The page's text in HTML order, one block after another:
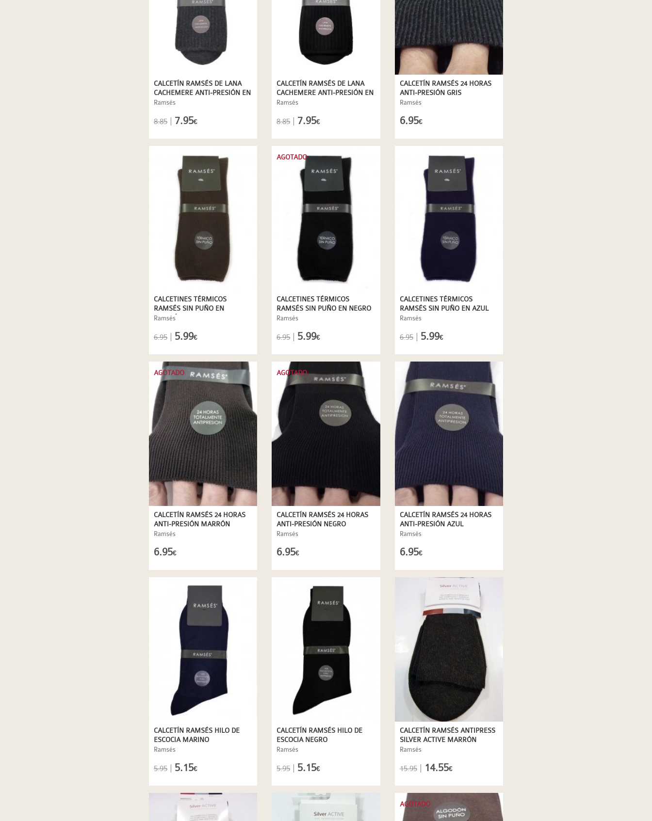
CALCETÍN RAMSÉS DE LANA
CACHEMERE ANTI-PRESIÓN EN
GRIS
Ramsés
8.85 7.95€
CALCETÍN RAMSÉS DE LANA
CACHEMERE ANTI-PRESIÓN EN
NEGRO
Ramsés
8.85| 7.95€
CALCETÍN RAMSÉS 24 HORAS
ANTI-PRESIÓN GRIS
Ramsés
6.95€
CALCETINES TÉRMICOS
RAMSÉS SIN PUÑO EN
MARRÓN
Ramsés
6.95 5.99€
CALCETINES TÉRMICOS
RAMSÉS SIN PUÑO EN NEGRO
Ramsés
AGOTADO
6.95| 5.99€
CALCETINES TÉRMICOS
RAMSÉS SIN PUÑO EN AZUL
MARINO
Ramsés
6.95| 5.99€
CALCETÍN RAMSÉS 24 HORAS
ANTI-PRESIÓN MARRÓN
Ramsés
AGOTADO
6.95€
CALCETÍN RAMSÉS 24 HORAS
ANTI-PRESIÓN NEGRO
Ramsés
AGOTADO
6.95€
CALCETÍN RAMSÉS 24 HORAS
ANTI-PRESIÓN AZUL
Ramsés
6.95€
CALCETÍN RAMSÉS HILO DE
ESCOCIA MARINO
Ramsés
5.95 5.15€
CALCETÍN RAMSÉS HILO DE
ESCOCIA NEGRO
Ramsés
5.95| 5.15€
CALCETÍN RAMSÉS ANTIPRESS
SILVER ACTIVE MARRÓN
Ramsés
15.95| 14.55€
AGOTADO